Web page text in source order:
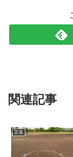
関連記事
言葉